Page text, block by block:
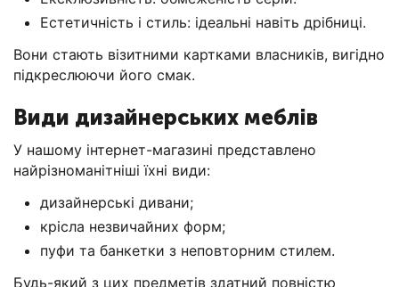
Естетичність і стиль: ідеальні навіть дрібниці.
Вони стають візитними картками власників, вигідно
підкреслюючи його смак.
Види дизайнерських меблів
У нашому інтернет-магазині представлено
найрізноманітніші їхні види:
дизайнерські дивани;
крісла незвичайних форм;
пуфи та банкетки з неповторним стилем.
Будь-який з цих предметів здатний повністю